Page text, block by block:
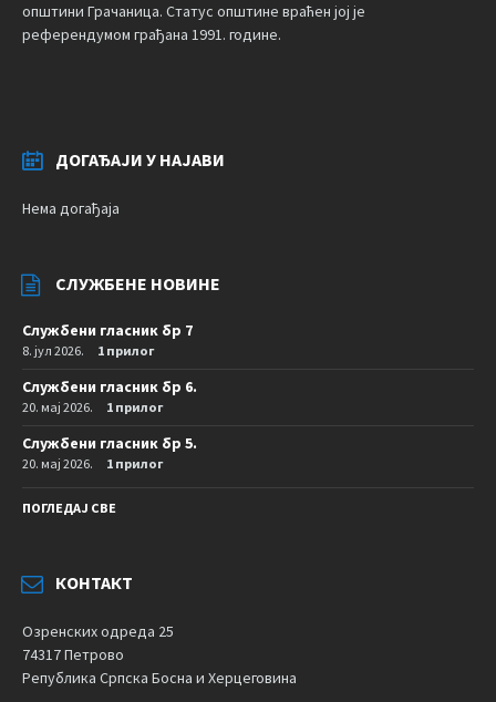
општини Грачаница. Статус општине враћен јој је
референдумом грађана 1991. године.
ДОГАЂАЈИ У НАЈАВИ
Нема догађаја
СЛУЖБЕНЕ НОВИНЕ
Службени гласник бр 7
8. јул 2026. 1 прилог
Службени гласник бр 6.
20. мај 2026. 1 прилог
Службени гласник бр 5.
20. мај 2026. 1 прилог
ПОГЛЕДАЈ СВЕ
КОНТАКТ
Озренских одреда 25
74317 Петрово
Република Српска Босна и Херцеговина